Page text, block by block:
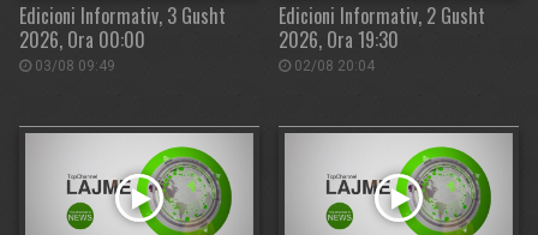
Edicioni Informativ, 3 Gusht
2026, Ora 00:00
03/08 09:49
Edicioni Informativ, 2 Gusht
2026, Ora 19:30
02/08 20:04